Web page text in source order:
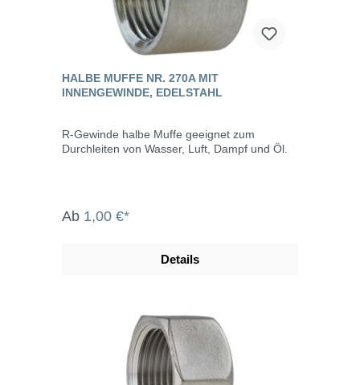
HALBE MUFFE NR. 270A MIT
INNENGEWINDE, EDELSTAHL
R-Gewinde halbe Muffe geeignet zum
Durchleiten von Wasser, Luft, Dampf und Öl.
Ab 1,00 €*
Details